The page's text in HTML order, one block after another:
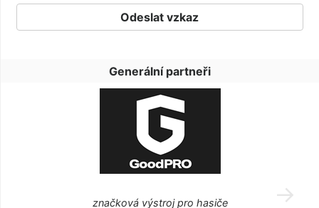
Generální partneři
značková výstroj pro hasiče